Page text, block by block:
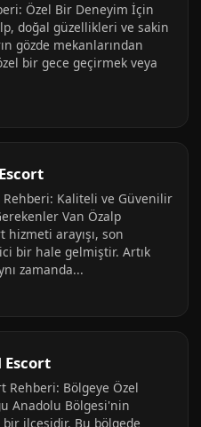
Özel Bir Deneyim İçin
doğal güzellikleri ve sakin
gözde mekanlarından
bir gece geçirmek veya
Rehberi: Kaliteli ve Güvenilir
Van Özalp
arayışı, son
bir hale gelmiştir. Artık
zamanda...
Escort
Rehberi: Bölgeye Özel
Anadolu Bölgesi'nin
ilçesidir. Bu bölgede